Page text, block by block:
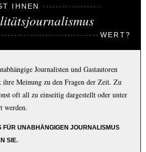
IHNEN
WERT?
Journalisten und Gastautoren
Meinung zu den Fragen der Zeit. Zu
oft all zu einseitig dargestellt oder unter
werden.
FÜR UNABHÄNGIGEN JOURNALISMUS
SIE.